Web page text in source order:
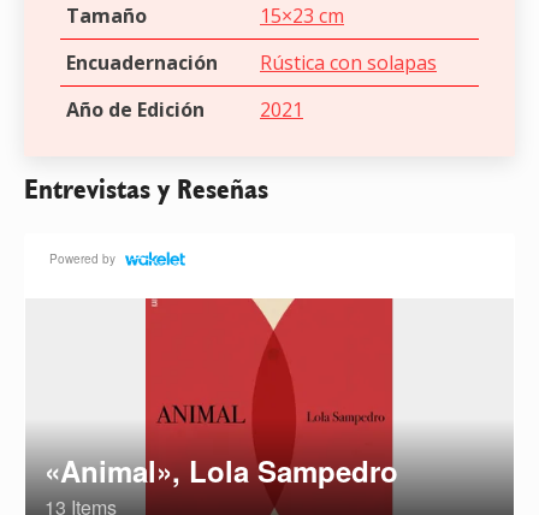
Tamaño
15×23 cm
Encuadernación
Rústica con solapas
Año de Edición
2021
Entrevistas y Reseñas